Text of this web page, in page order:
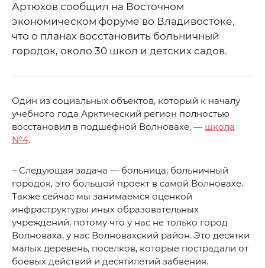
Артюхов сообщил на Восточном
экономическом форуме во Владивостоке,
что о планах восстановить больничный
городок, около 30 школ и детских садов.
Один из социальных объектов, который к началу
учебного года Арктический регион полностью
восстановил в подшефной Волновахе, — школа
№4.
– Следующая задача — больница, больничный
городок, это большой проект в самой Волновахе.
Также сейчас мы занимаемся оценкой
инфраструктуры иных образовательных
учреждений, потому что у нас не только город
Волноваха, у нас Волновахский район. Это десятки
малых деревень, поселков, которые пострадали от
боевых действий и десятилетий забвения.